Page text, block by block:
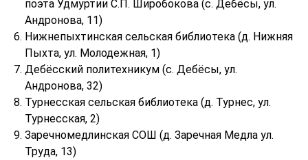
поэта Удмуртии С.П. Широбокова (с. Дебёсы, ул.
Андронова, 11)
Нижнепыхтинская сельская библиотека (д. Нижняя
Пыхта, ул. Молодежная, 1)
Дебёсский политехникум (с. Дебёсы, ул.
Андронова, 32)
Турнесская сельская библиотека (д. Турнес, ул.
Турнесская, 2)
Заречномедлинская СОШ (д. Заречная Медла ул.
Труда, 13)